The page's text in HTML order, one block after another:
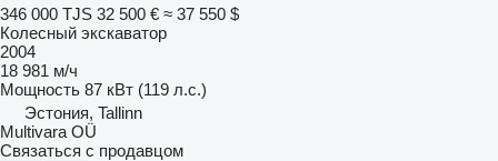
346 000 TJS 32 500 € ≈ 37 550 $
Колесный экскаватор
2004
18 981 м/ч
Мощность 87 кВт (119 л.с.)
Эстония, Tallinn
Multivara OÜ
Связаться с продавцом